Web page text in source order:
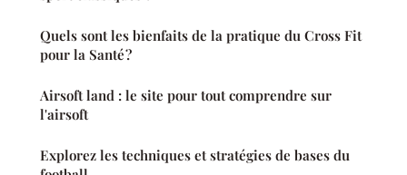
Quels sont les bienfaits de la pratique du Cross Fit
pour la Santé ?
Airsoft land : le site pour tout comprendre sur
l'airsoft
Explorez les techniques et stratégies de bases du